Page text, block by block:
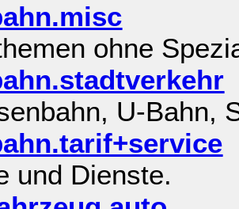
ohne
U-Bahn,
und Dienste.